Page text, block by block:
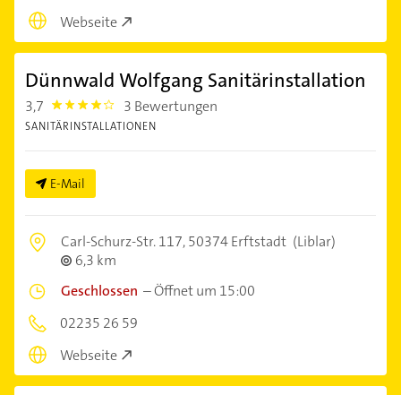
Webseite
Dünnwald Wolfgang Sanitärinstallation
3,7 3.7 3 Bewertungen
SANITÄRINSTALLATIONEN
E-Mail
Carl-Schurz-Str. 117,50374 Erftstadt (Liblar)
6,3 km
Geschlossen –Öffnet um 15:00
02235 26 59
Webseite